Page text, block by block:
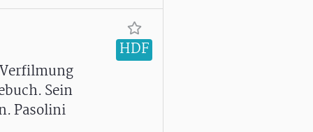
Sein
Pasolini
HDF